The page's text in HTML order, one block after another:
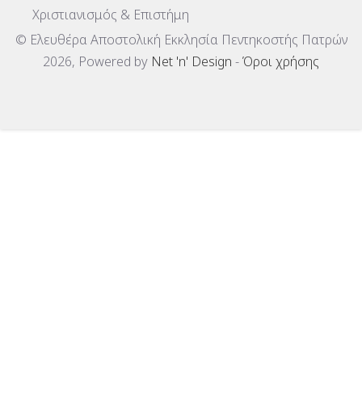
Χριστιανισμός & Επιστήμη
© Ελευθέρα Αποστολική Εκκλησία Πεντηκοστής Πατρών
2026, Powered by Net 'n' Design -Όροι χρήσης